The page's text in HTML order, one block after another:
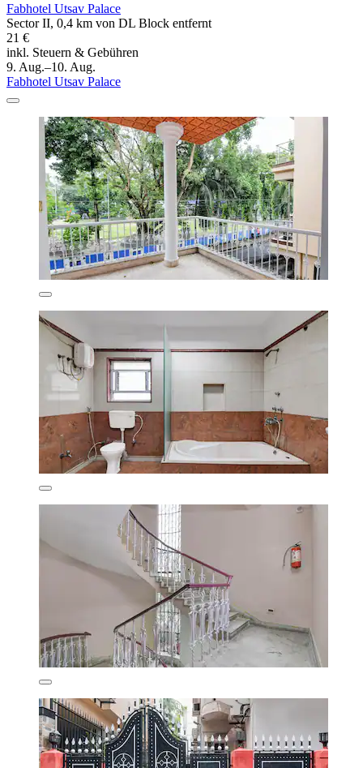
Fabhotel Utsav Palace
Sector II, 0,4 km von DL Block entfernt
21 €
inkl. Steuern & Gebühren
9. Aug.–10. Aug.
Fabhotel Utsav Palace